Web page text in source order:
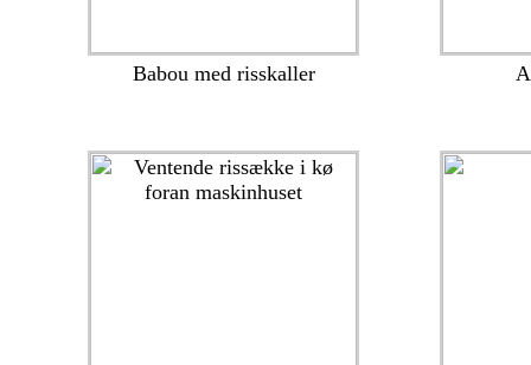
Babou med risskaller